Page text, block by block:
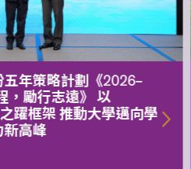
五年策略計劃《2026‒
，勵行志遠》 以
之躍框架 推動大學邁向學
新高峰